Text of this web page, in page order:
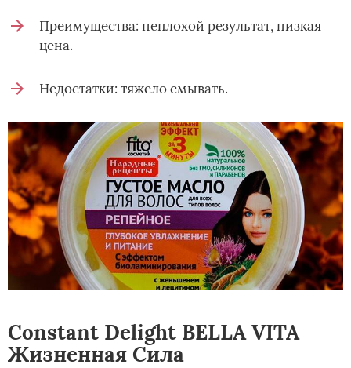
Преимущества: неплохой результат, низкая
цена.
Недостатки: тяжело смывать.
Constant Delight BELLA VITA
Жизненная Сила